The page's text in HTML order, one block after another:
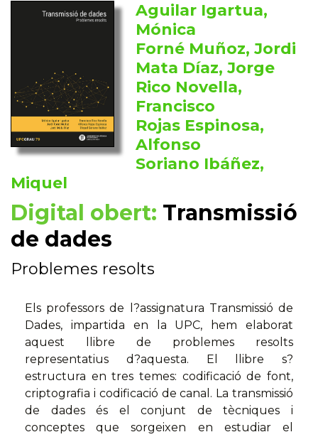
Aguilar Igartua,
Mónica
Forné Muñoz, Jordi
Mata Díaz, Jorge
Rico Novella,
Francisco
Rojas Espinosa,
Alfonso
Soriano Ibáñez,
Miquel
Digital obert: Transmissió
de dades
Problemes resolts
Els professors de l?assignatura Transmissió de
Dades, impartida en la UPC, hem elaborat
aquest llibre de problemes resolts
representatius d?aquesta. El llibre s?
estructura en tres temes: codificació de font,
criptografia i codificació de canal. La transmissió
de dades és el conjunt de tècniques i
conceptes que sorgeixen en estudiar el